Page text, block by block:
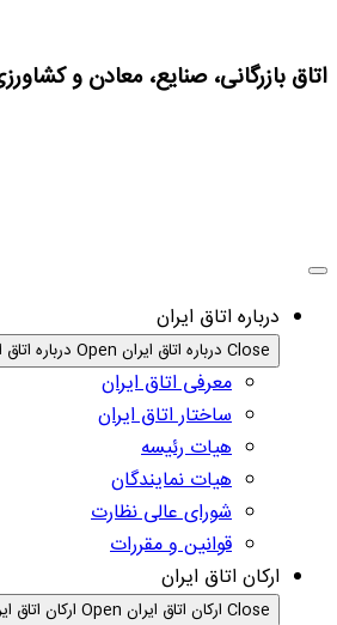
اتاق بازرگانی، صنایع، معادن و
درباره اتاق ایران
Close درباره اتاق ایران Open درباره اتاق ایران
معرفی اتاق ایران
ساختار اتاق ایران
هیات رئیسه
هیات نمایندگان
شورای عالی نظارت
قوانین و مقررات
ارکان اتاق ایران
Close ارکان اتاق ایران Open ارکان اتاق ایران